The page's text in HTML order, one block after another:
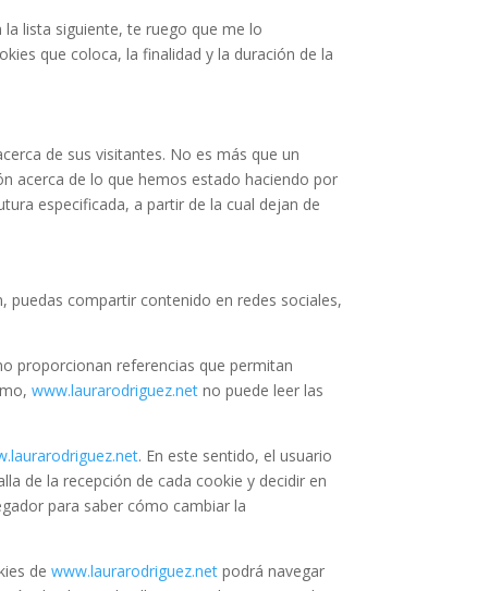
lista siguiente, te ruego que me lo
que coloca, la finalidad y la duración de la
de sus visitantes. No es más que un
acerca de lo que hemos estado haciendo por
especificada, a partir de la cual dejan de
puedas compartir contenido en redes sociales,
proporcionan referencias que permitan
www.laurarodriguez.netno puede leer las
. En este sentido, el usuario
de la recepción de cada cookie y decidir en
para saber cómo cambiar la
dewww.laurarodriguez.netpodrá navegar